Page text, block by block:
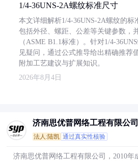
1/4-36UNS-2A螺纹标准尺寸
本文详细解析1/4-36UNS-2A螺纹的标
包括外径、螺距、公差等关键参数，
（ASME B1.1标准）。针对1/4-
见疑问，通过公式推导给出精确推荐
附加工艺建议与扩展知识。
2026年8月4日
济南思优普网络工程有限公司
法人:陆凯 通过真实性核验
济南思优普网络工程有限公司，2010